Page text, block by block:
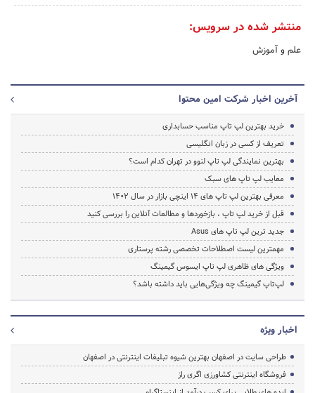
منتشر شده در سرویس:
علم و آموزش
آخرین اخبار شرکت امین محتوا
خرید بهترین لپ تاپ مناسب حسابداری
تعریف از کسی در زبان انگلیسی
بهترین نمایندگی لپ تاپ لنوو در تهران کدام است؟
معایب لپ تاپ های سبک
معرفی بهترین لپ تاپ های 14 اینچی بازار در سال 1402
قبل از خرید لپ تاپ ، بازخوردها و مطالعات آنلاین را بررسی کنید
جدید ترین لپ تاپ های Asus
مهمترین لیست اصطلاحات تخصصی رشته پرستاری
ویژگی های ظاهری لپ تاپ ایسوس گیمینگ
لپ‌تاپ گیمینگ چه ویژگی‌هایی باید داشته باشد؟
اخبار ویژه
طراحی سایت در اصفهان بهترین شیوه تبلیغات اینترنتی در اصفهان
فروشگاه اینترنتی کشاورزی اگری راز